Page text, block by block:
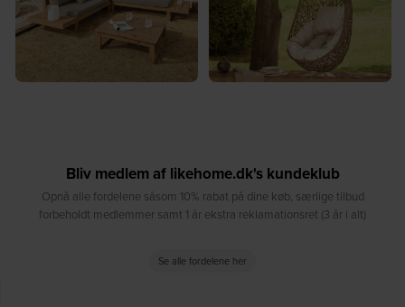
Bliv medlem af likehome.dk's kundeklub
Opnå alle fordelene såsom 10% rabat på dine køb, særlige tilbud
forbeholdt medlemmer samt 1 år ekstra reklamationsret (3 år i alt)
Se alle fordelene her